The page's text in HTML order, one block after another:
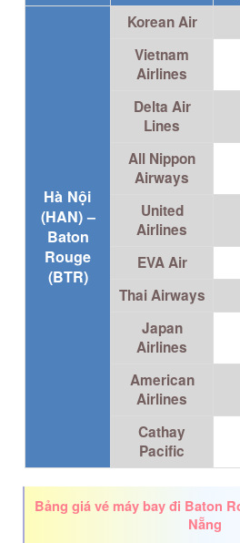
Hà Nội
(HAN) –
Baton
Rouge
(BTR)
Korean Air
Vietnam
Airlines
Delta Air
Lines
All Nippon
Airways
United
Airlines
EVA Air
Thai Airways
Japan
Airlines
American
Airlines
Cathay
Pacific
Bảng giá vé máy bay đi Baton
Nẵng